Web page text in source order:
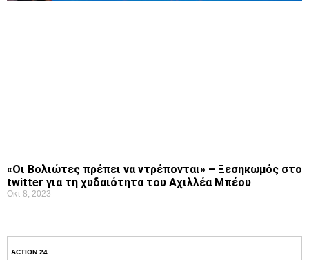
«Οι Βολιώτες πρέπει να ντρέπονται» – Ξεσηκωμός στο
twitter για τη χυδαιότητα του Αχιλλέα Μπέου
Οκτ 8, 2023
ACTION 24